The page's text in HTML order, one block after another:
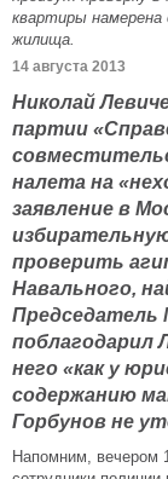
квартиры намерена
жилища.
14 августа 2013
Николай
партии
налета на
заявление в
проверить
Навального,
Председатель
поблагодарил
него «как у
содержанию
Горбунов не
Напомним, вечером